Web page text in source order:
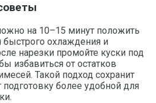
на 10–15 минут положить
быстрого охлаждения и
нарезки промойте куски под
избавиться от остатков
Такой подход сохранит
более удобной для